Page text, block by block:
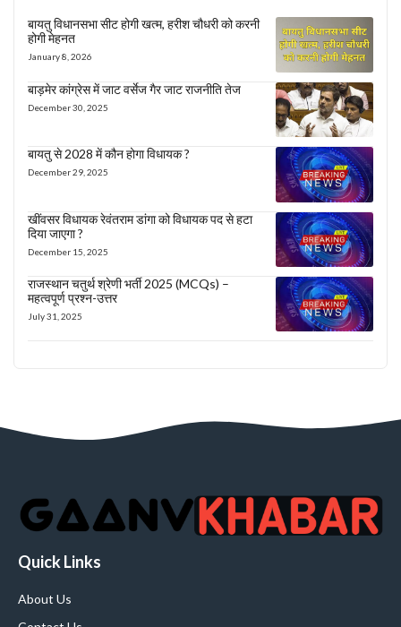
बायतु विधानसभा सीट होगी खत्म, हरीश चौधरी को करनी
होगी मेहनत
January 8, 2026
बाड़मेर कांग्रेस में जाट वर्सेज गैर जाट राजनीति तेज
December 30, 2025
बायतु से 2028 में कौन होगा विधायक ?
December 29, 2025
खींवसर विधायक रेवंतराम डांगा को विधायक पद से हटा
दिया जाएगा ?
December 15, 2025
राजस्थान चतुर्थ श्रेणी भर्ती 2025 (MCQs) –
महत्वपूर्ण प्रश्न-उत्तर
July 31, 2025
Quick Links
About Us